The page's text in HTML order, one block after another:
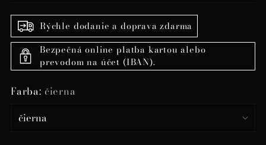
Rýchle dodanie a doprava zdarma
Bezpečná online platba kartou alebo
prevodom na účet (IBAN).
Farba: čierna